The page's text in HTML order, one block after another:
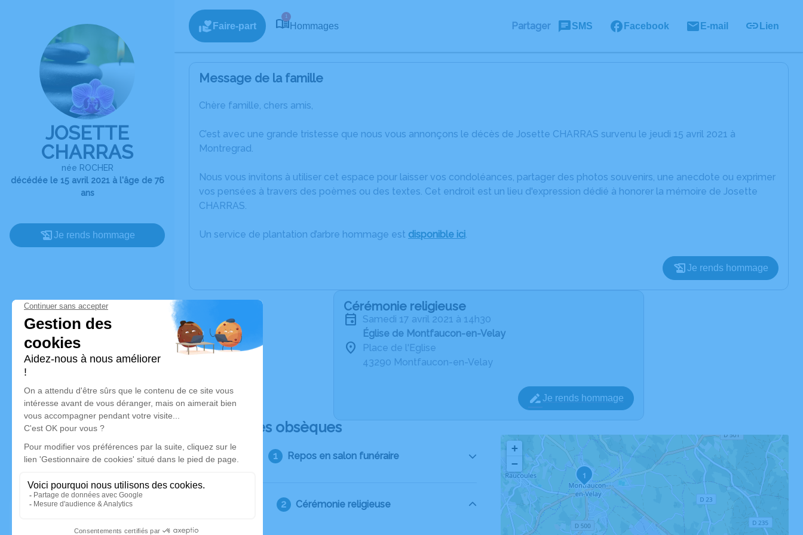
JOSETTE
CHARRAS
née ROCHER
décédée le 15 avril 2021 à l'âge de 76
ans
Je rends hommage
Faire-part
1
Hommages Partager SMS Facebook E-mail Lien
Message de la famille
Chère famille, chers amis,
C’est avec une grande tristesse que nous vous annonçons le décès de Josette CHARRAS survenu le jeudi 15 avril 2021 à
Montregrad.
Nous vous invitons à utiliser cet espace pour laisser vos condoléances, partager des photos souvenirs, une anecdote ou exprimer
vos pensées à travers des poèmes ou des textes. Cet endroit est un lieu d'expression dédié à honorer la mémoire de Josette
CHARRAS.
Un service de plantation d’arbre hommage est disponible ici.
Je rends hommage
Cérémonie religieuse
samedi 17 avril 2021 à 14h30
Église de Montfaucon-en-Velay
Place de l'Eglise
43290 Montfaucon-en-Velay
Je rends hommage
Déroulé des obsèques
Repos en salon funéraire
Cérémonie religieuse
1
+
−